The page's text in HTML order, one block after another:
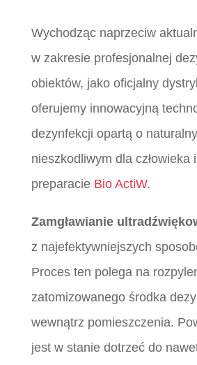
Wychodząc naprzeciw
w zakresie profesjonalnej
obiektów, jako oficjalny
oferujemy innowacyjną
dezynfekcji opartą o
nieszkodliwym dla człowieka
preparacie Bio ActiW.
Zamgławianie
z najefektywniejszych
Proces ten polega na
zatomizowanego środka
wewnątrz pomieszczenia.
jest w stanie dotrzeć do